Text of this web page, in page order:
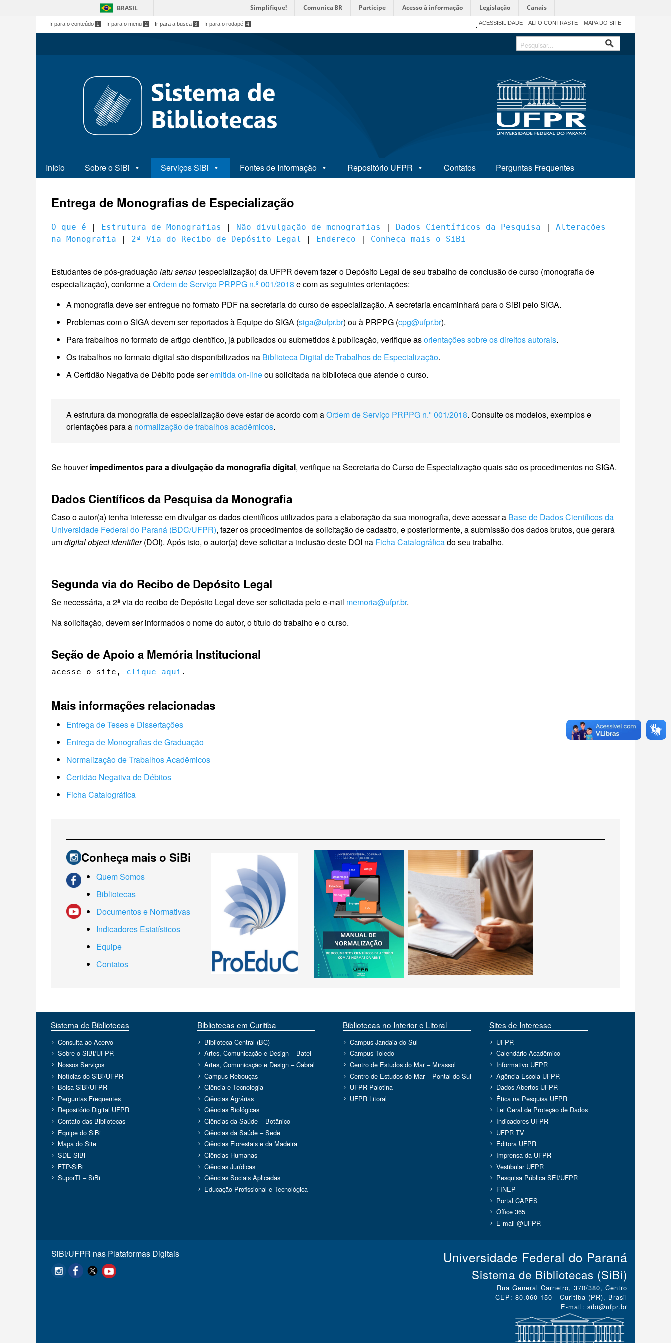
BRASIL Simplifique! Comunica BR Participe Acesso à informação Legislação Canais
Ir para o conteúdo 1 Ir para o menu 2 Ir para a busca 3 Ir para o rodapé 4 ACESSIBILIDADE ALTO CONTRASTE MAPA DO SITE
Início Sobre o SiBi Serviços SiBi Fontes de Informação Repositório UFPR Contatos Perguntas Frequentes
Entrega de Monografias de Especialização
O que é | Estrutura de Monografias | Não divulgação de monografias | Dados Científicos da Pesquisa | Alterações
na Monografia | 2ª Via do Recibo de Depósito Legal | Endereço | Conheça mais o SiBi
Estudantes de pós-graduaçãolatu sensu (especialização) da UFPR devem fazer o Depósito Legal de seu trabalho de conclusão de curso (monografia de
especialização), conforme aOrdem de Serviço PRPPG n.º 001/2018 e com as seguintes orientações:
A monografia deve ser entregue no formato PDF na secretaria do curso de especialização. A secretaria encaminhará para o SiBi pelo SIGA.
Problemas com o SIGA devem ser reportados à Equipe do SIGA (siga@ufpr.br) ou à PRPPG (cpg@ufpr.br).
Para trabalhos no formato de artigo científico, já publicados ou submetidos à publicação, verifique asorientações sobre os direitos autorais.
Os trabalhos no formato digital são disponibilizados na Biblioteca Digital de Trabalhos de Especialização.
A Certidão Negativa de Débito pode seremitida on-lineou solicitada na biblioteca que atende o curso.
A estrutura da monografia de especialização deve estar de acordo com aOrdem de Serviço PRPPG n.º 001/2018. Consulte os modelos, exemplos e
orientações para a normalização de trabalhos acadêmicos.
Se houverimpedimentos para a divulgação da monografia digital, verifique na Secretaria do Curso de Especialização quais são os procedimentos no SIGA.
Dados Científicos da Pesquisa da Monografia
Caso o autor(a) tenha interesse em divulgar os dados científicos utilizados para a elaboração da sua monografia, deve acessar a Base de Dados Científicos da
Universidade Federal do Paraná (BDC/UFPR), fazer os procedimentos de solicitação de cadastro, e posteriormente, a submissão dos dados brutos, que gerará
umdigital object identifier(DOI). Após isto, o autor(a) deve solicitar a inclusão deste DOI na Ficha Catalográficado seu trabalho.
Segunda via do Recibo de Depósito Legal
Se necessária, a 2ª via do recibo de Depósito Legal deve ser solicitada pelo e-mail memoria@ufpr.br.
Na solicitação, devem ser informados o nome do autor, o título do trabalho e o curso.
Seção de Apoio a Memória Institucional
acesse o site, clique aqui .
Mais informações relacionadas
Entrega de Teses e Dissertações
Entrega de Monografias de Graduação
Normalização de Trabalhos Acadêmicos
Certidão Negativa de Débitos
Ficha Catalográfica
Conheça mais o SiBi
Quem Somos
Bibliotecas
Documentos e Normativas
Indicadores Estatísticos
Equipe
Contatos
Sistema de Bibliotecas
Consulta ao Acervo
Sobre o SiBi/UFPR
Nossos Serviços
Notícias do SiBi/UFPR
Bolsa SiBi/UFPR
Perguntas Frequentes
Repositório Digital UFPR
Contato das Bibliotecas
Equipe do SiBi
Mapa do Site
SDE-SiBi
FTP-SiBi
SuporTI – SiBi
Bibliotecas em Curitiba
Biblioteca Central (BC)
Artes, Comunicação e Design – Batel
Artes, Comunicação e Design – Cabral
Campus Rebouças
Ciência e Tecnologia
Ciências Agrárias
Ciências Biológicas
Ciências da Saúde – Botânico
Ciências da Saúde – Sede
Ciências Florestais e da Madeira
Ciências Humanas
Ciências Jurídicas
Ciências Sociais Aplicadas
Educação Profissional e Tecnológica
Bibliotecas no Interior e Litoral
Campus Jandaia do Sul
Campus Toledo
Centro de Estudos do Mar – Mirassol
Centro de Estudos do Mar – Pontal do Sul
UFPR Palotina
UFPR Litoral
Sites de Interesse
UFPR
Calendário Acadêmico
Informativo UFPR
Agência Escola UFPR
Dados Abertos UFPR
Ética na Pesquisa UFPR
Lei Geral de Proteção de Dados
Indicadores UFPR
UFPR TV
Editora UFPR
Imprensa da UFPR
Vestibular UFPR
Pesquisa Pública SEI/UFPR
FINEP
Portal CAPES
Office 365
E-mail @UFPR
SiBi/UFPR nas Plataformas Digitais Universidade Federal do Paraná
Sistema de Bibliotecas (SiBi)
Rua General Carneiro, 370/380, Centro
CEP: 80.060-150 - Curitiba (PR), Brasil
E-mail: sibi@ufpr.br